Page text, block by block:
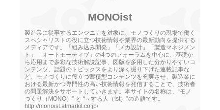
MONOist
製造業に従事するエンジニアを対象に、モノづくりの現場で働く
スペシャリストの役に立つ技術情報や業界の最新動向を提供する
メディアです。「組み込み開発」「メカ設計」「製造マネジメン
ト」「オートモーティブ」の4つのフォーラムを中心に、基礎か
ら応用まで多彩な技術解説記事、図版を多用した分かりやすいコ
ンテンツ、話題のトピックスをより深く掘り下げた連載記事な
ど、モノづくりに役立つ蓄積型コンテンツを充実させ、製造業に
おける最新かつ専門性の高い技術情報を発信することで、技術者
の問題解決をサポートしていきます。本サイトの名称は、“モノ
づくり（MONO）” と “～する人（ist）”の造語です。
http://monoist.atmarkit.co.jp/